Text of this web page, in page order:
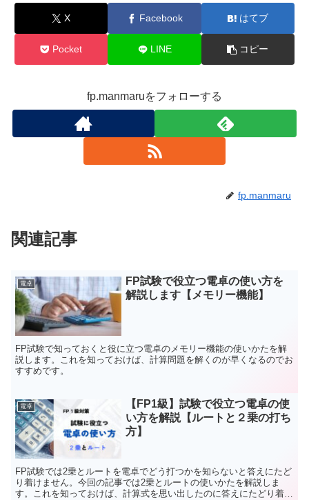
X Facebook はてブ
Pocket LINE コピー
fp.manmaruをフォローする
fp.manmaru
関連記事
電卓
FP試験で役立つ電卓の使い方を
解説します【メモリー機能】
FP試験で知っておくと役に立つ電卓のメモリー機能の使いかたを解
説します。これを知っておけば、計算問題を解くのが早くなるのでお
すすめです。
電卓
【FP1級】試験で役立つ電卓の使
い方を解説【ルートと２乗の打ち
方】
FP試験では2乗とルートを電卓でどう打つかを知らないと答えにたど
り着けません。今回の記事では2乗とルートの使いかたを解説しま
す。これを知っておけば、計算式を思い出したのに答えにたどり着け